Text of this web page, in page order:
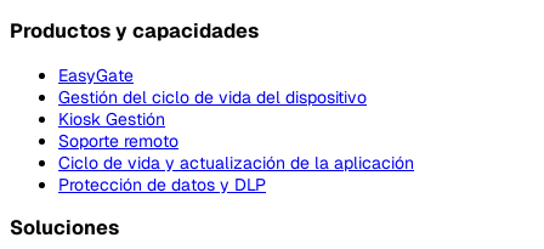
Productos y capacidades
EasyGate
Gestión del ciclo de vida del dispositivo
Kiosk Gestión
Soporte remoto
Ciclo de vida y actualización de la aplicación
Protección de datos y DLP
Soluciones